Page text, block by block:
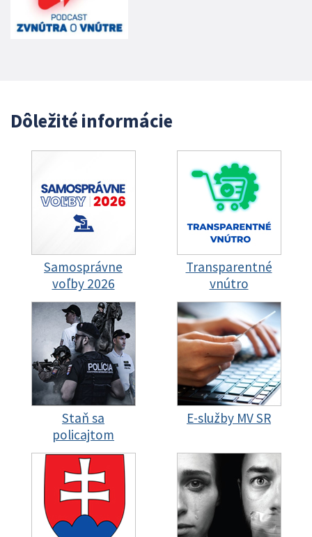
Dôležité informácie
Samosprávne
voľby 2026
Transparentné
vnútro
Staň sa
policajtom
E-služby MV SR